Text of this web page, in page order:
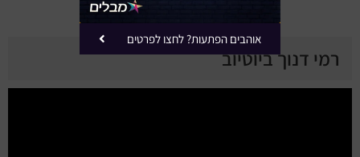
רמי דנוך ביוטיוב
אוהבים הפתעות? לחצו לפרטים